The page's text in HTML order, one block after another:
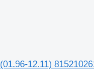
(01.96-12.11)